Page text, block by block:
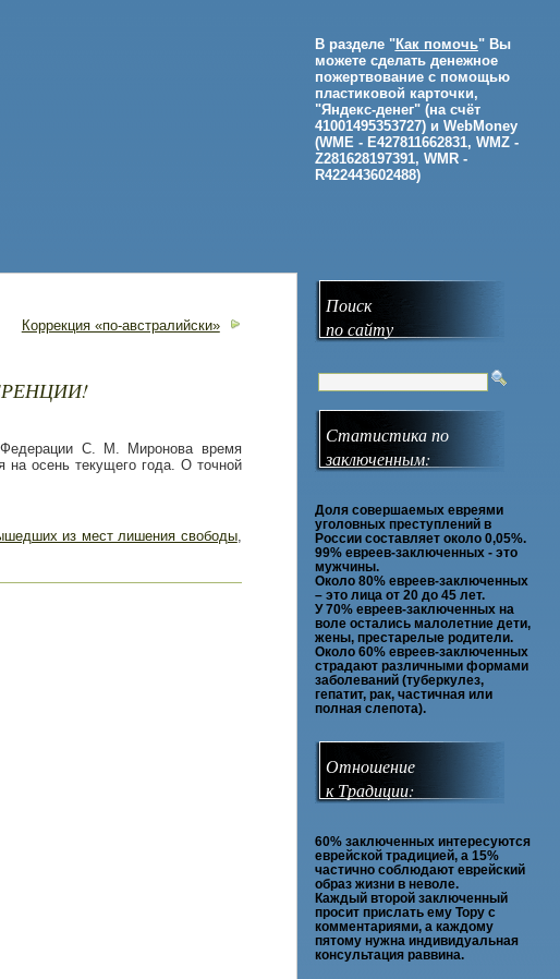
В разделе "Как помочь" Вы
можете сделать денежное
пожертвование с помощью
пластиковой карточки,
"Яндекс-денег" (на счёт
41001495353727) и WebMoney
(WME - E427811662831, WMZ -
Z281628197391, WMR -
R422443602488)
Коррекция «по-австралийски»
Федерации С. М. Миронова время
на осень текущего года. О точной
из мест лишения свободы,
Поиск
по сайту
Статистика по
заключенным:
Доля совершаемых евреями
уголовных преступлений в
России составляет около 0,05%.
99% евреев-заключенных - это
мужчины.
Около 80% евреев-заключенных
– это лица от 20 до 45 лет.
У 70% евреев-заключенных на
воле остались малолетние дети,
жены, престарелые родители.
Около 60% евреев-заключенных
страдают различными формами
заболеваний (туберкулез,
гепатит, рак, частичная или
полная слепота).
Отношение
к Традиции:
60% заключенных интересуются
еврейской традицией, а 15%
частично соблюдают еврейский
образ жизни в неволе.
Каждый второй заключенный
просит прислать ему Тору с
комментариями, а каждому
пятому нужна индивидуальная
консультация раввина.